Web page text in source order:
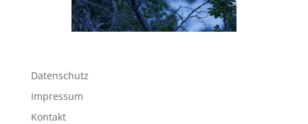
Datenschutz
Impressum
Kontakt